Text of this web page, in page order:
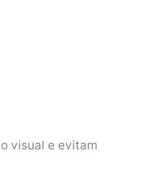
visual e evitam